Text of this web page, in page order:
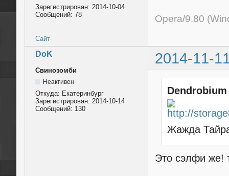
Зарегистрирован: 2014-10-04
Сообщений: 78 Opera/9.80
Сайт
DoK 2014-11-
Свинозомби
Неактивен
Откуда: Екатеринбург
Зарегистрирован: 2014-10-14
Сообщений: 130
Жажда
Это сэлфи же!